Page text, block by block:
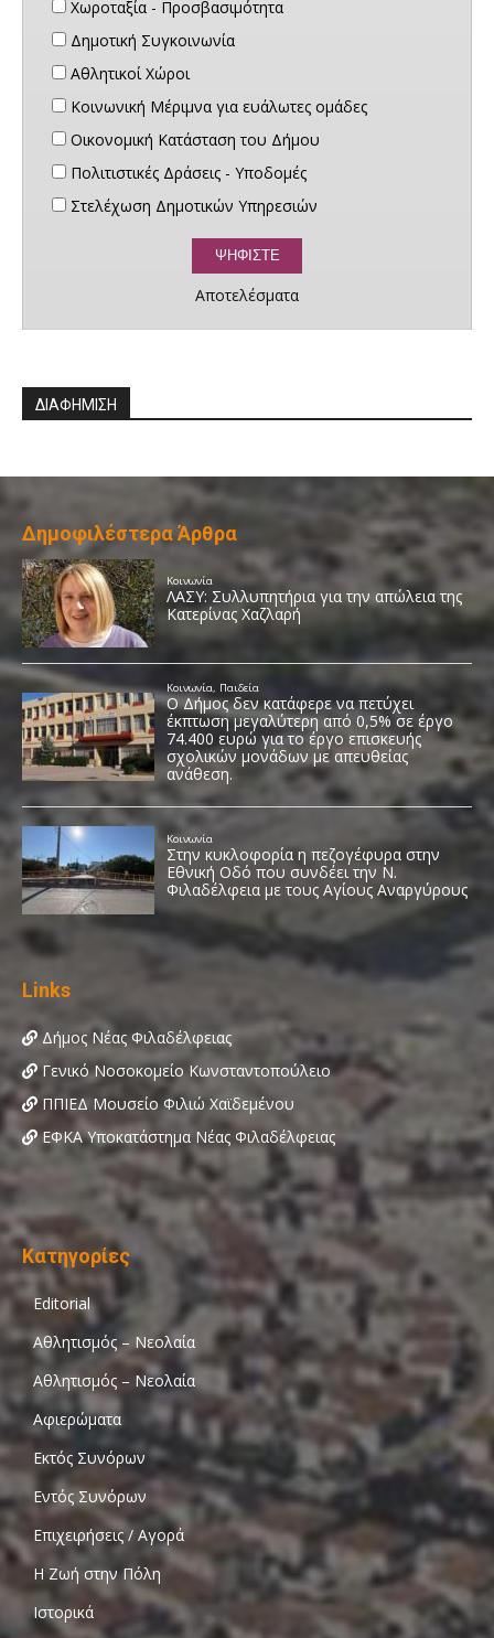
Χωροταξία - Προσβασιμότητα
Δημοτική Συγκοινωνία
Αθλητικοί Χώροι
Κοινωνική Μέριμνα για ευάλωτες ομάδες
Οικονομική Κατάσταση του Δήμου
Πολιτιστικές Δράσεις - Υποδομές
Στελέχωση Δημοτικών Υπηρεσιών
Αποτελέσματα
ΔΙΑΦΗΜΙΣΗ
Δημοφιλέστερα Άρθρα
Links
Δήμος Νέας Φιλαδέλφειας
Γενικό Νοσοκομείο Κωνσταντοπούλειο
ΠΠΙΕΔ Μουσείο Φιλιώ Χαϊδεμένου
ΕΦΚΑ Υποκατάστημα Νέας Φιλαδέλφειας
Κατηγορίες
Editorial
Αθλητισμός – Νεολαία
Αθλητισμός – Νεολαία
Αφιερώματα
Εκτός Συνόρων
Εντός Συνόρων
Επιχειρήσεις / Αγορά
Η Ζωή στην Πόλη
Ιστορικά